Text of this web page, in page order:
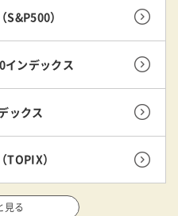
）
ンデックス
ックス
）
見る